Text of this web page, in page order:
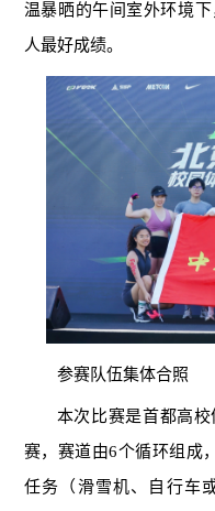
温暴晒的午间室外环境
人最好成绩。
参赛队伍集体合照
本次比赛是首都高
赛，赛道由6个循环组成
任务（滑雪机、自行车